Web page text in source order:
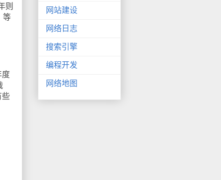
则
等
度
些
网站建设
网络日志
搜索引擎
编程开发
网络地图